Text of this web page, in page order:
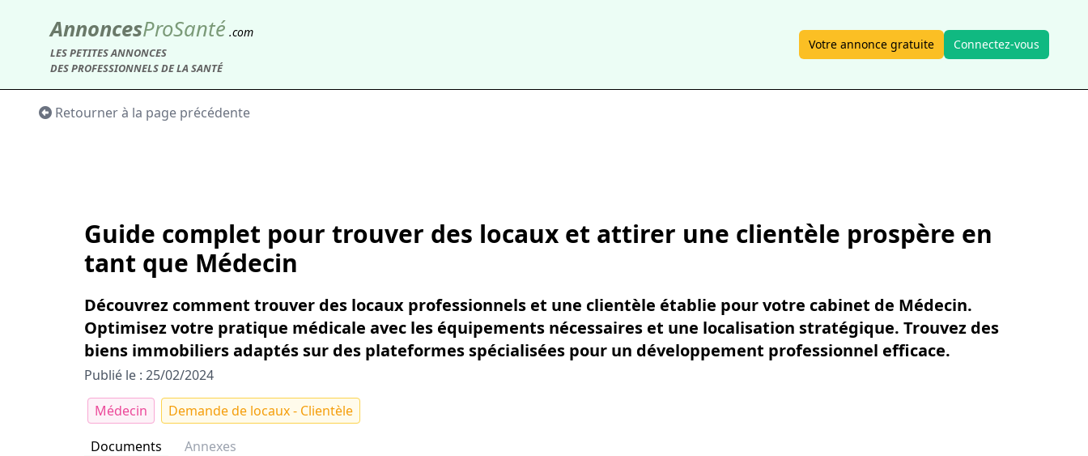
AnnoncesProSanté .com
LES PETITES ANNONCES
DES PROFESSIONNELS DE LA SANTÉ
Votre annonce gratuite Connectez-vous
Retourner à la page précédente
Guide complet pour trouver des locaux et attirer une clientèle prospère en
tant que Médecin
Découvrez comment trouver des locaux professionnels et une clientèle établie pour votre cabinet de Médecin.
Optimisez votre pratique médicale avec les équipements nécessaires et une localisation stratégique. Trouvez des
biens immobiliers adaptés sur des plateformes spécialisées pour un développement professionnel efficace.
Publié le : 25/02/2024
Médecin
Demande de locaux - Clientèle
Documents
Annexes